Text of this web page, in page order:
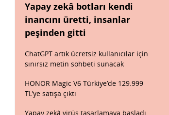
Yapay zekâ botları kendi
inancını üretti, insanlar
peşinden gitti
ChatGPT artık ücretsiz kullanıcılar için
sınırsız metin sohbeti sunacak
HONOR Magic V6 Türkiye’de 129.999
TL’ye satışa çıktı
Yapay zekâ virüs tasarlamaya başladı